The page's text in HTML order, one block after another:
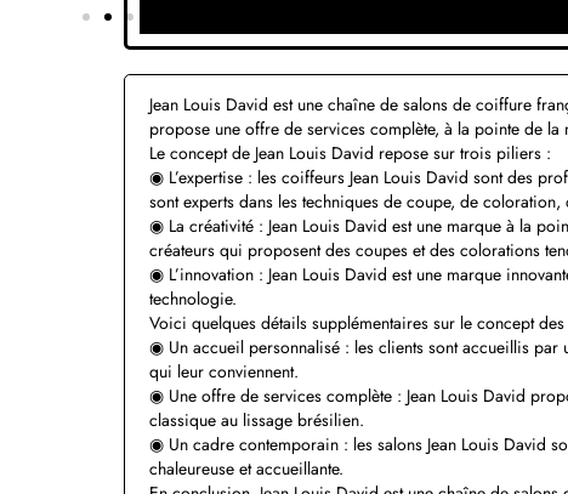
Jean Louis David est une chaîne de salons de coiffure
propose une offre de services complète, à la pointe de
Le concept de Jean Louis David repose sur trois piliers :
◉ L’expertise : les coiffeurs Jean Louis David sont des
sont experts dans les techniques de coupe, de coloration,
◉ La créativité : Jean Louis David est une marque à la
créateurs qui proposent des coupes et des colorations
◉ L’innovation : Jean Louis David est une marque
technologie.
Voici quelques détails supplémentaires sur le concept
◉ Un accueil personnalisé : les clients sont accueillis
qui leur conviennent.
◉ Une offre de services complète : Jean Louis David
classique au lissage brésilien.
◉ Un cadre contemporain : les salons Jean Louis David
chaleureuse et accueillante.